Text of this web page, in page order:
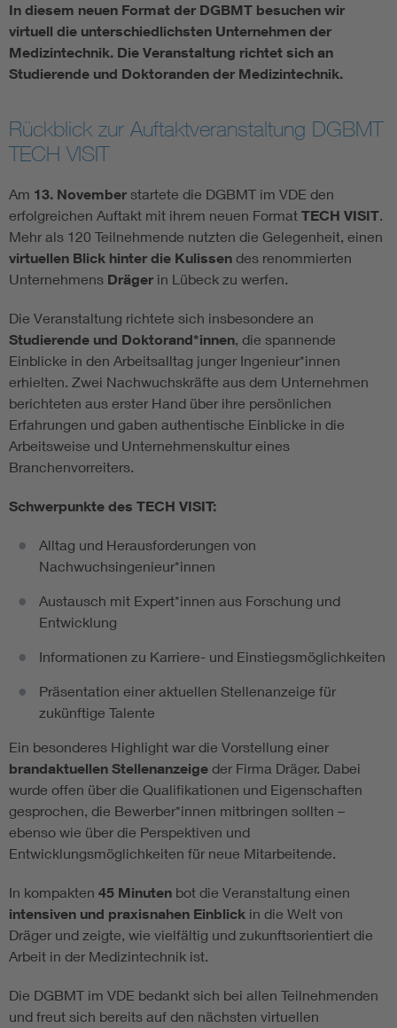
In diesem neuen Format der DGBMT besuchen wir
virtuell die unterschiedlichsten Unternehmen der
Medizintechnik. Die Veranstaltung richtet sich an
Studierende und Doktoranden der Medizintechnik.
Rückblick zur Auftaktveranstaltung DGBMT
TECH VISIT
Am 13. November startete die DGBMT im VDE den
erfolgreichen Auftakt mit ihrem neuen Format TECH VISIT.
Mehr als 120 Teilnehmende nutzten die Gelegenheit, einen
virtuellen Blick hinter die Kulissen des renommierten
Unternehmens Dräger in Lübeck zu werfen.
Die Veranstaltung richtete sich insbesondere an
Studierende und Doktorand*innen, die spannende
Einblicke in den Arbeitsalltag junger Ingenieur*innen
erhielten. Zwei Nachwuchskräfte aus dem Unternehmen
berichteten aus erster Hand über ihre persönlichen
Erfahrungen und gaben authentische Einblicke in die
Arbeitsweise und Unternehmenskultur eines
Branchenvorreiters.
Schwerpunkte des TECH VISIT:
Alltag und Herausforderungen von
Nachwuchsingenieur*innen
Austausch mit Expert*innen aus Forschung und
Entwicklung
Informationen zu Karriere- und Einstiegsmöglichkeiten
Präsentation einer aktuellen Stellenanzeige für
zukünftige Talente
Ein besonderes Highlight war die Vorstellung einer
brandaktuellen Stellenanzeige der Firma Dräger. Dabei
wurde offen über die Qualifikationen und Eigenschaften
gesprochen, die Bewerber*innen mitbringen sollten –
ebenso wie über die Perspektiven und
Entwicklungsmöglichkeiten für neue Mitarbeitende.
In kompakten 45 Minuten bot die Veranstaltung einen
intensiven und praxisnahen Einblick in die Welt von
Dräger und zeigte, wie vielfältig und zukunftsorientiert die
Arbeit in der Medizintechnik ist.
Die DGBMT im VDE bedankt sich bei allen Teilnehmenden
und freut sich bereits auf den nächsten virtuellen